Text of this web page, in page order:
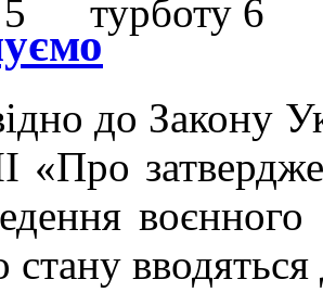
до Закону
«Про
воєнного
стану